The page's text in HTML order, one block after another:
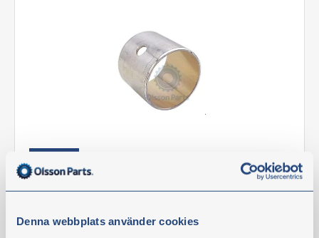
Denna webbplats använder cookies
Vevstaksbussning
OBSERVERA: